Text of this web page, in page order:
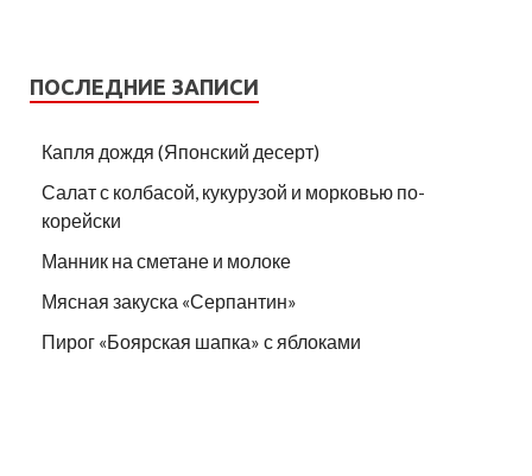
ПОСЛЕДНИЕ ЗАПИСИ
Капля дождя (Японский десерт)
Салат с колбасой, кукурузой и морковью по-
корейски
Манник на сметане и молоке
Мясная закуска «Серпантин»
Пирог «Боярская шапка» с яблоками